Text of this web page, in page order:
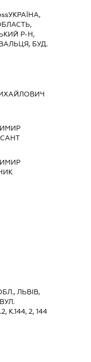
УКРАЇНА,
Р-Н,
БУД.
ЛЬВІВ,
К.144, 2, 144